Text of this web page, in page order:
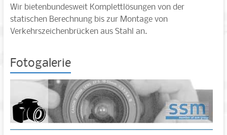
Wir bietenbundesweit Komplettlösungen von der
statischen Berechnung bis zur Montage von
Verkehrszeichenbrücken aus Stahl an.
Fotogalerie